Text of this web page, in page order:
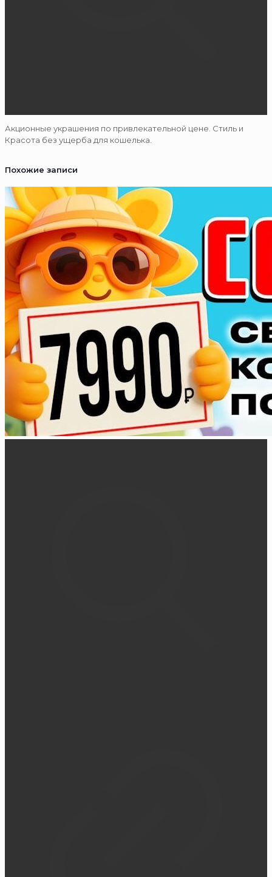
Акционные украшения по привлекательной цене. Стиль и
Красота без ущерба для кошелька.
Похожие записи